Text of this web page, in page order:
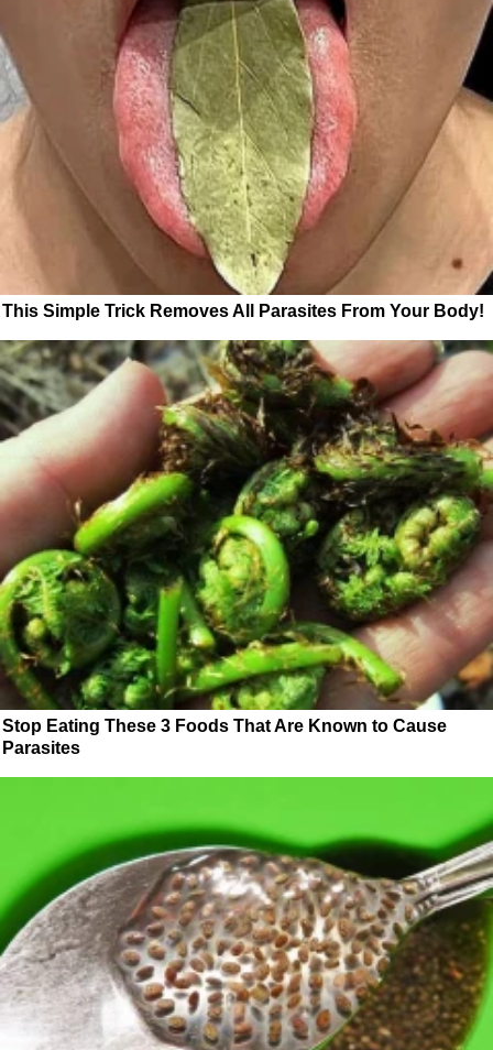
This Simple Trick Removes All Parasites From Your Body!
Stop Eating These 3 Foods That Are Known to Cause
Parasites